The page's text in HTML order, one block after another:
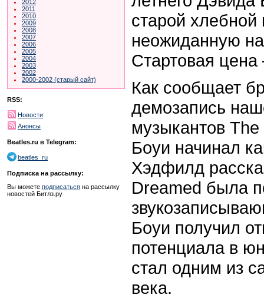
2012
2011
2010
2009
2008
2007
2006
2005
2004
2003
2002
2000-2002 (старый сайт)
RSS:
Новости
Анонсы
Beatles.ru в Telegram:
beatles_ru
Подписка на рассылку:
Вы можете подписаться на рассылку
новостей Битлз.ру
старой
неожиданную
Стартовая
Как сообщает
демозапись
музыкантов
Боуи начинал
Хэдфилд
Dreamed была
Боуи получил
потенциала в
стал одним из
века.